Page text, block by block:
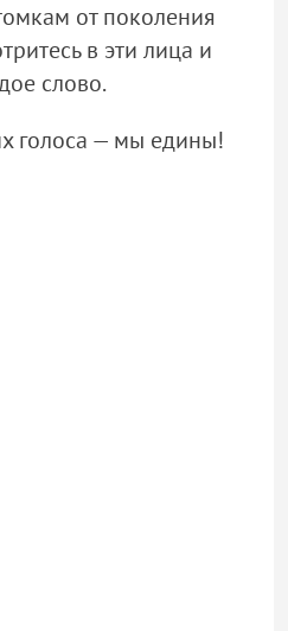
от поколения
в эти лица и
слово.
голоса — мы едины!